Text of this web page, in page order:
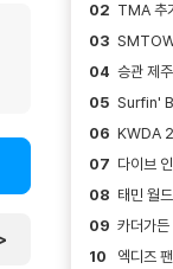
기 이후
02 TMA 추
03
제!
04 승관 제
05 Surfin'
06 KWDA
07 다이브
정?
08 태민 월
09 카더가든
누구?
10
엑디즈